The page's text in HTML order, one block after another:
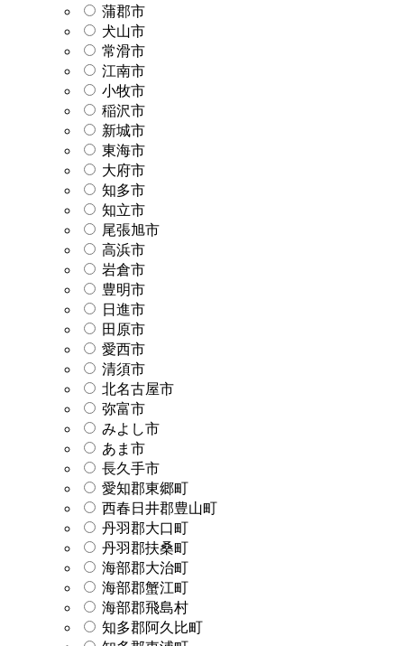
蒲郡市
犬山市
常滑市
江南市
小牧市
稲沢市
新城市
東海市
大府市
知多市
知立市
尾張旭市
高浜市
岩倉市
豊明市
日進市
田原市
愛西市
清須市
北名古屋市
弥富市
みよし市
あま市
長久手市
愛知郡東郷町
西春日井郡豊山町
丹羽郡大口町
丹羽郡扶桑町
海部郡大治町
海部郡蟹江町
海部郡飛島村
知多郡阿久比町